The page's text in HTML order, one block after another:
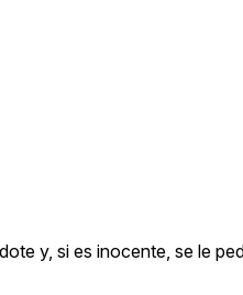
y, si es inocente, se le